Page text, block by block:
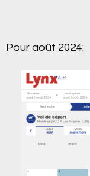
Pour août 2024: